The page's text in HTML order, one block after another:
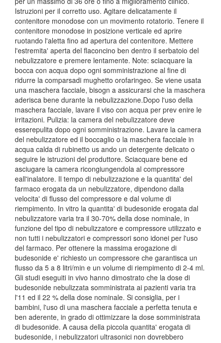
Istruzioni per il corretto uso. Agitare delicatamente il
contenitore monodose con un movimento rotatorio. Tenere il
contenitore monodose in posizione verticale ed aprire
ruotando l'aletta fino ad apertura del contenitore. Mettere
l'estremita' aperta del flaconcino ben dentro il serbatoio del
nebulizzatore e premere lentamente. Note: sciacquare la
bocca con acqua dopo ogni somministrazione al fine di
ridurre la comparsadi mughetto orofaringeo. Se viene usata
una maschera facciale, bisogn a assicurarsi che la maschera
aderisca bene durante la nebulizzazione.Dopo l'uso della
maschera facciale, lavare il viso con acqua per prev enire le
irritazioni. Pulizia: la camera del nebulizzatore deve
esserepulita dopo ogni somministrazione. Lavare la camera
del nebulizzatore ed il boccaglio o la maschera facciale in
acqua calda di rubinetto us ando un detergente delicato o
seguire le istruzioni del produttore. Sciacquare bene ed
asciugare la camera ricongiungendola al compressore
eall'inalatore. Il tempo di nebulizzazione e la quantita' del
farmaco erogata da un nebulizzatore, dipendono dalla
velocita' di flusso del compressore e dal volume di
riempimento. In vitro la quantita' di budesonide erogata dal
nebulizzatore varia tra il 30-70% della dose nominale, in
funzione del tipo di nebulizzatore e compressore utilizzato e
non tutti i nebulizzatori e compressori sono idonei per l'uso
del farmaco. Per ottenere la massima erogazione di
budesonide e' richiesto un compressore che garantisca un
flusso da 5 a 8 litri/min e un volume di riempimento di 2-4 ml.
Gli studi eseguiti in vivo hanno dimostrato che la dose di
budesonide nebulizzata somministrata ai pazienti varia tra
l'11 ed il 22 % della dose nominale. Si consiglia, per i
bambini, l'uso di una maschera facciale a perfetta tenuta e
ben aderente, in grado di ottimizzare la dose somministrata
di budesonide. A causa della piccola quantita' erogata di
budesonide, i nebulizzatori ultrasonici non dovrebbero